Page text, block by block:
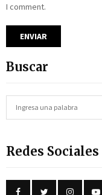
I comment.
Buscar
c
f
Redes Sociales